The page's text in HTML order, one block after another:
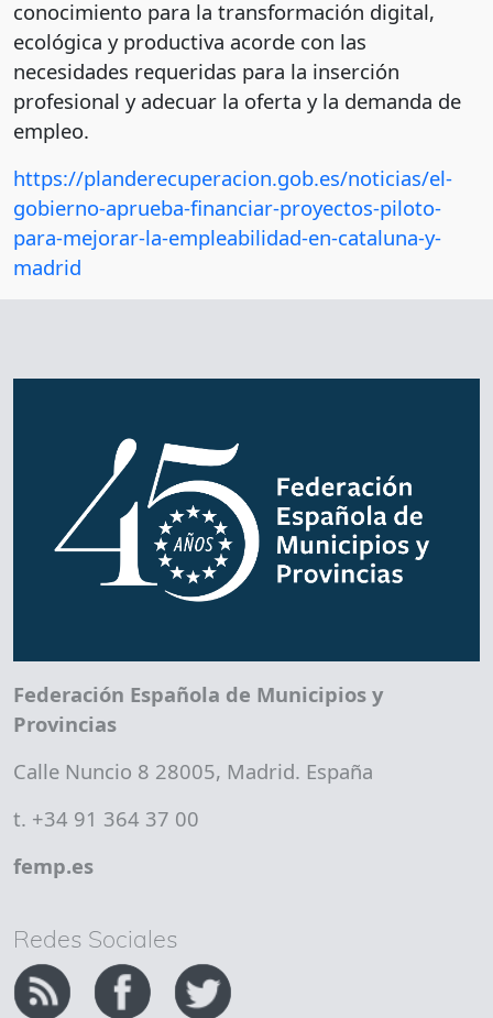
conocimiento para la transformación digital,
ecológica y productiva acorde con las
necesidades requeridas para la inserción
profesional y adecuar la oferta y la demanda de
empleo.
https://planderecuperacion.gob.es/noticias/el-
gobierno-aprueba-financiar-proyectos-piloto-
para-mejorar-la-empleabilidad-en-cataluna-y-
madrid
Federación Española de Municipios y
Provincias
Calle Nuncio 8 28005, Madrid. España
t. +34 91 364 37 00
femp.es
Redes Sociales